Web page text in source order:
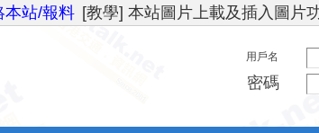
本站/報料 [教學] 本站圖片上載及插入圖片
用戶名
密碼